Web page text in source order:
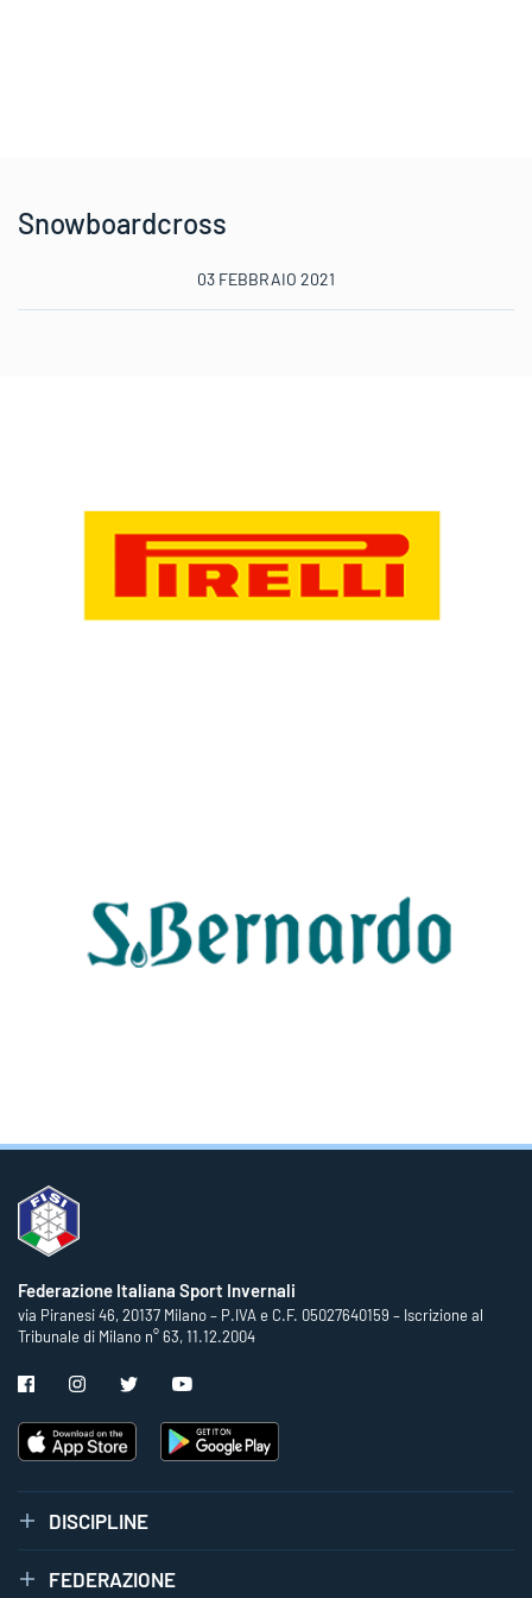
Snowboardcross
03 FEBBRAIO 2021
Federazione Italiana Sport Invernali
via Piranesi 46, 20137 Milano – P.IVA e C.F. 05027640159 – Iscrizione al
Tribunale di Milano n° 63, 11.12.2004
DISCIPLINE
FEDERAZIONE